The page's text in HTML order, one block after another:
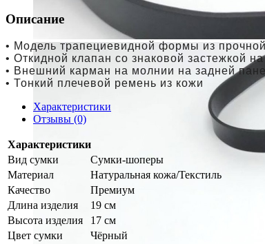
Описание
• Модель трапециевидной формы из
• Откидной клапан со знаковой застежкой
• Внешний карман на молнии на задней
• Тонкий плечевой ремень из кожи
Характеристики
Отзывы (0)
Характеристики
Вид сумки
Сумки-шоперы
Материал
Натуральная кожа/Текстиль
Качество
Премиум
Длина изделия
19 см
Высота изделия
17 см
Цвет сумки
Чёрный